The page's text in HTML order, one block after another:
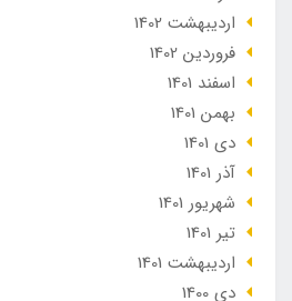
ارديبهشت 1402
فروردین 1402
اسفند 1401
بهمن 1401
دی 1401
آذر 1401
شهریور 1401
تير 1401
ارديبهشت 1401
دی 1400